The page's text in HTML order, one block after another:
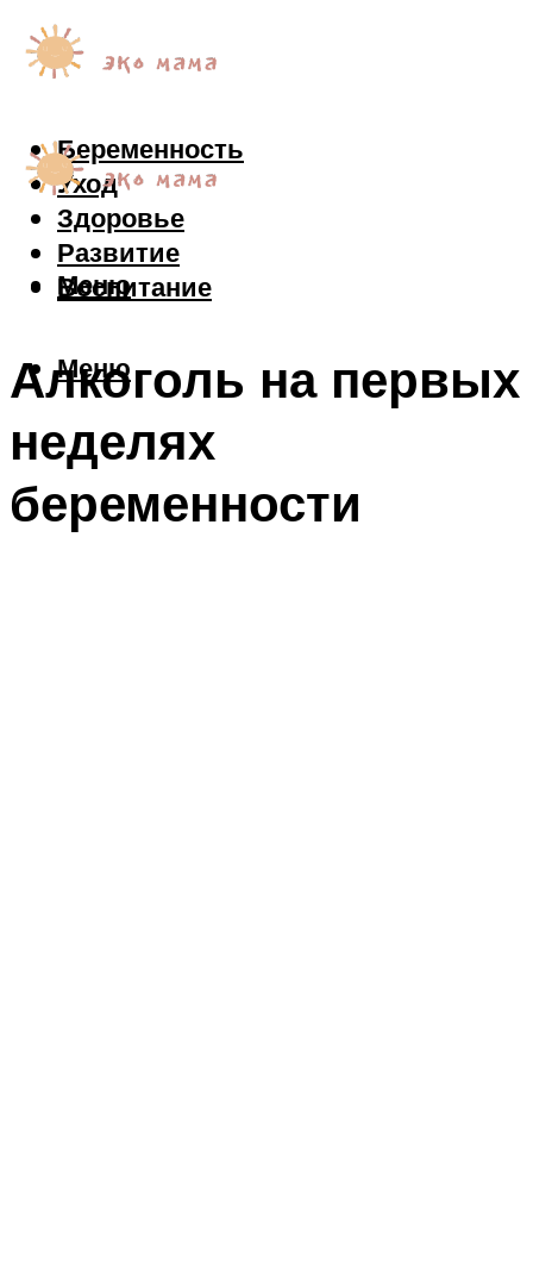
Беременность
Уход
Здоровье
Развитие
Воспитание
Меню
Меню
Алкоголь на первых
неделях
беременности